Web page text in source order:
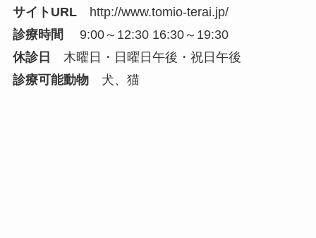
サイトURL
http://www.tomio-terai.jp/
診療時間 9:00～12:30 16:30～19:30
休診日
木曜日・日曜日午後・祝日午後
診療可能動物犬、猫